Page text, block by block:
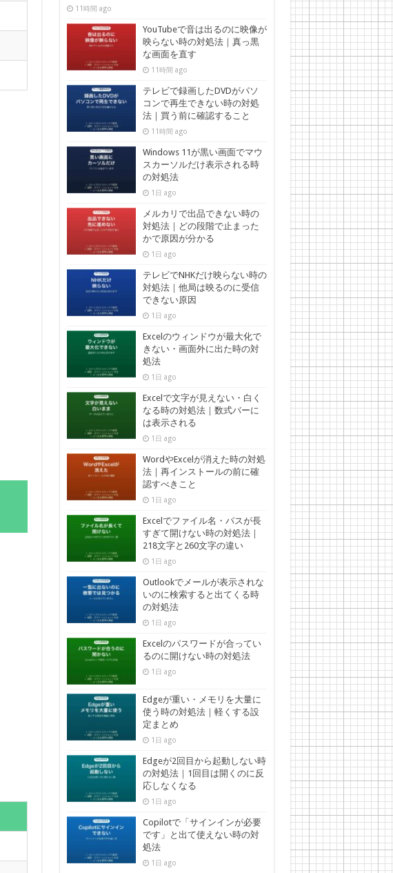
11時間 ago
YouTubeで音は出るのに映像が
映らない時の対処法｜真っ黒
な画面を直す
11時間 ago
テレビで録画したDVDがパソ
コンで再生できない時の対処
法｜買う前に確認すること
11時間 ago
Windows 11が黒い画面でマウ
スカーソルだけ表示される時
の対処法
1日 ago
メルカリで出品できない時の
対処法｜どの段階で止まった
かで原因が分かる
1日 ago
テレビでNHKだけ映らない時の
対処法｜他局は映るのに受信
できない原因
1日 ago
Excelのウィンドウが最大化で
きない・画面外に出た時の対
処法
1日 ago
Excelで文字が見えない・白く
なる時の対処法｜数式バーに
は表示される
1日 ago
WordやExcelが消えた時の対処
法｜再インストールの前に確
認すべきこと
1日 ago
Excelでファイル名・パスが長
すぎて開けない時の対処法｜
218文字と260文字の違い
1日 ago
Outlookでメールが表示されな
いのに検索すると出てくる時
の対処法
1日 ago
Excelのパスワードが合ってい
るのに開けない時の対処法
1日 ago
Edgeが重い・メモリを大量に
使う時の対処法｜軽くする設
定まとめ
1日 ago
Edgeが2回目から起動しない時
の対処法｜1回目は開くのに反
応しなくなる
1日 ago
Copilotで「サインインが必要
です」と出て使えない時の対
処法
1日 ago